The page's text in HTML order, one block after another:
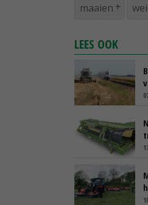
maaien
LEES OOK